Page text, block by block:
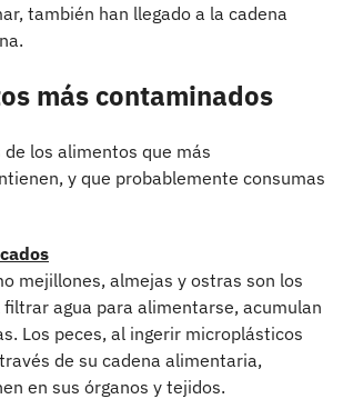
también han llegado a la cadena
más contaminados
de los alimentos que más
y que probablemente consumas
mejillones, almejas y ostras son los
agua para alimentarse, acumulan
Los peces, al ingerir microplásticos
de su cadena alimentaria,
en sus órganos y tejidos.